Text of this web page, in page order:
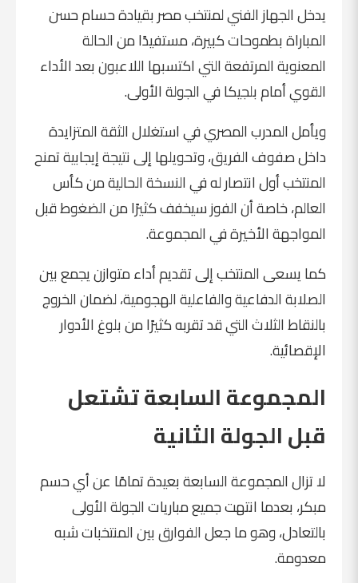
يدخل الجهاز الفني لمنتخب مصر بقيادة حسام حسن
المباراة بطموحات كبيرة، مستفيدًا من الحالة
المعنوية المرتفعة التي اكتسبها اللاعبون بعد الأداء
القوي أمام بلجيكا في الجولة الأولى.
ويأمل المدرب المصري في استغلال الثقة المتزايدة
داخل صفوف الفريق، وتحويلها إلى نتيجة إيجابية تمنح
المنتخب أول انتصار له في النسخة الحالية من كأس
العالم، خاصة أن الفوز سيخفف كثيرًا من الضغوط قبل
المواجهة الأخيرة في المجموعة.
كما يسعى المنتخب إلى تقديم أداء متوازن يجمع بين
الصلابة الدفاعية والفاعلية الهجومية، لضمان الخروج
بالنقاط الثلاث التي قد تقربه كثيرًا من بلوغ الأدوار
الإقصائية.
المجموعة السابعة تشتعل
قبل الجولة الثانية
لا تزال المجموعة السابعة بعيدة تمامًا عن أي حسم
مبكر، بعدما انتهت جميع مباريات الجولة الأولى
بالتعادل، وهو ما جعل الفوارق بين المنتخبات شبه
معدومة.